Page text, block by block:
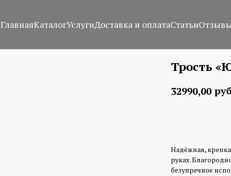
ГлавнаяКаталогУслугиДоставка и оплатаСтатьи
Трость
32990,00
Надёжная,
руках.
безупречное